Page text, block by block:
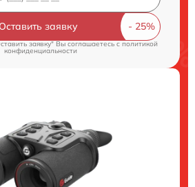
Оставить заявку
заявку" Вы соглашаетесь cполитикой
конфиденциальности